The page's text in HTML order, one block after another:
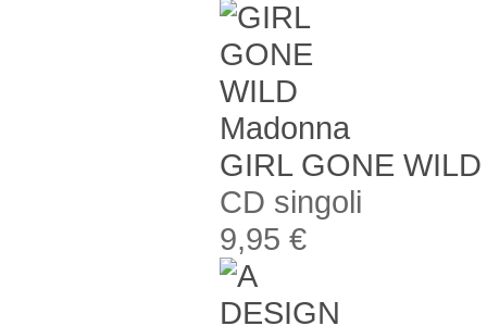
Madonna
GIRL GONE WILD
CD singoli
9,95 €